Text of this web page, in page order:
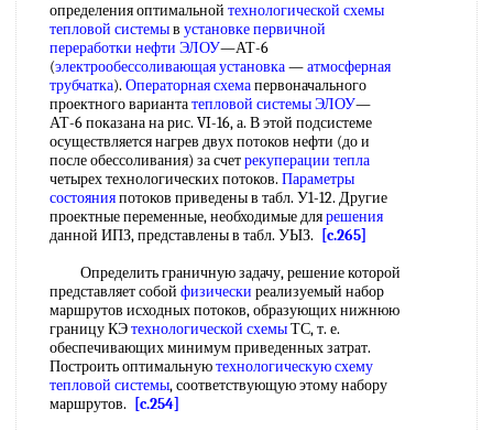
определения оптимальной технологической схемы
тепловой системыв установке первичной
переработки нефти ЭЛОУ—АТ-6
(электрообессоливающая установка—атмосферная
трубчатка). Операторная схемапервоначального
проектного вариантатепловой системыЭЛОУ—
АТ-6 показана на рис. VI-16, а. В этой подсистеме
осуществляется нагрев двух потоков нефти (до и
после обессоливания) за счетрекуперации тепла
четырех технологических потоков. Параметры
состоянияпотоков приведены в табл. У1-12. Другие
проектные переменные, необходимые длярешения
данной ИПЗ, представлены в табл. УЫЗ.
[c.265]
Определить граничную задачу, решение которой
представляет собой физически реализуемый набор
маршрутов исходных потоков, образующих нижнюю
границу КЭтехнологической схемыТС, т. е.
обеспечивающих минимум приведенных затрат.
Построить оптимальнуютехнологическую схему
тепловой системы, соответствующую этому набору
маршрутов.
[c.254]